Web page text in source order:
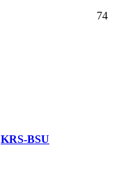
74
KRS-BSU